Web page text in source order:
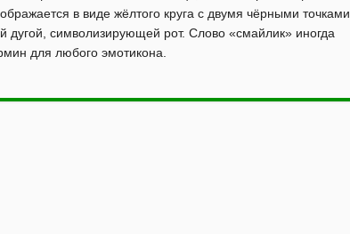
в виде жёлтого круга с двумя чёрными точками,
дугой, символизирующей рот. Слово «смайлик» иногда
для любого эмотикона.